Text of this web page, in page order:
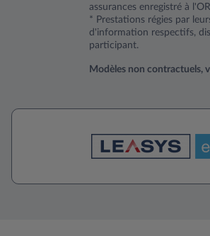
assurances enregistré à
* Prestations régies par
d'information respectifs,
participant.
Modèles non contractuels,